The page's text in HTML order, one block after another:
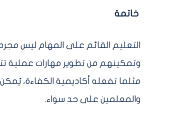
خاتمة
التعليم القائم على المهام ليس
وتمكينهم من تطوير مهارات عملية
مثلما تفعله أكاديمية الكفاءة،
والمعلمين على حد سواء.